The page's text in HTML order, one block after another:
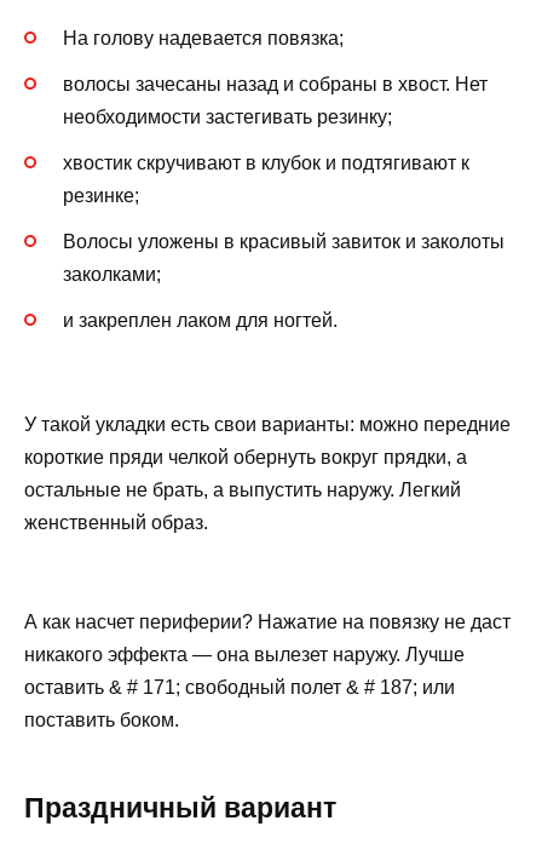
На голову надевается повязка;
волосы зачесаны назад и собраны в хвост. Нет
необходимости застегивать резинку;
хвостик скручивают в клубок и подтягивают к
резинке;
Волосы уложены в красивый завиток и заколоты
заколками;
и закреплен лаком для ногтей.
У такой укладки есть свои варианты: можно передние
короткие пряди челкой обернуть вокруг прядки, а
остальные не брать, а выпустить наружу. Легкий
женственный образ.
А как насчет периферии? Нажатие на повязку не даст
никакого эффекта — она ​​вылезет наружу. Лучше
оставить & # 171; свободный полет & # 187; или
поставить боком.
Праздничный вариант